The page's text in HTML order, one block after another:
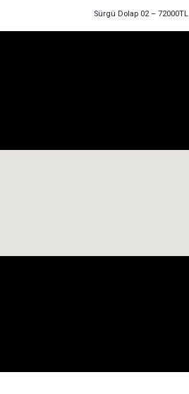
Sürgü Dolap 02 – 72000TL